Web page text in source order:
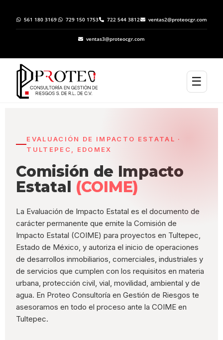
561 180 3169 729 150 1753 722 544 3812 ventas2@proteocgr.com
ventas3@proteocgr.com
☰
EVALUACIÓN DE IMPACTO ESTATAL ·
TULTEPEC, EDOMEX
Comisión de Impacto
Estatal (COIME)
La Evaluación de Impacto Estatal es el documento de
carácter permanente que emite la Comisión de
Impacto Estatal (COIME) para proyectos en Tultepec,
Estado de México, y autoriza el inicio de operaciones
de desarrollos inmobiliarios, comerciales, industriales y
de servicios que cumplen con los requisitos en materia
urbana, protección civil, vial, movilidad, ambiental y de
agua. En Proteo Consultoría en Gestión de Riesgos te
asesoramos en todo el proceso ante la COIME en
Tultepec.